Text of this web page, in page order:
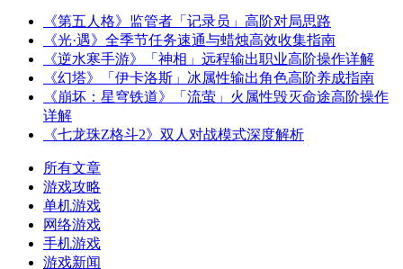
《第五人格》监管者「记录员」高阶对局思路
《光·遇》全季节任务速通与蜡烛高效收集指南
《逆水寒手游》「神相」远程输出职业高阶操作详解
《幻塔》「伊卡洛斯」冰属性输出角色高阶养成指南
《崩坏：星穹铁道》「流萤」火属性毁灭命途高阶操作
详解
《七龙珠Z格斗2》双人对战模式深度解析
所有文章
游戏攻略
单机游戏
网络游戏
手机游戏
游戏新闻